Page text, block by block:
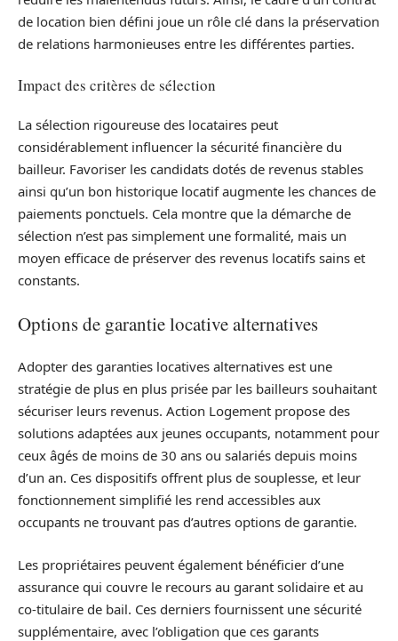
de location bien défini joue un rôle clé dans la préservation
de relations harmonieuses entre les différentes parties.
Impact des critères de sélection
La sélection rigoureuse des locataires peut
considérablement influencer la sécurité financière du
bailleur. Favoriser les candidats dotés de revenus stables
ainsi qu’un bon historique locatif augmente les chances de
paiements ponctuels. Cela montre que la démarche de
sélection n’est pas simplement une formalité, mais un
moyen efficace de préserver des revenus locatifs sains et
constants.
Options de garantie locative alternatives
Adopter des garanties locatives alternatives est une
stratégie de plus en plus prisée par les bailleurs souhaitant
sécuriser leurs revenus. Action Logement propose des
solutions adaptées aux jeunes occupants, notamment pour
ceux âgés de moins de 30 ans ou salariés depuis moins
d’un an. Ces dispositifs offrent plus de souplesse, et leur
fonctionnement simplifié les rend accessibles aux
occupants ne trouvant pas d’autres options de garantie.
Les propriétaires peuvent également bénéficier d’une
assurance qui couvre le recours au garant solidaire et au
co-titulaire de bail. Ces derniers fournissent une sécurité
supplémentaire, avec l’obligation que ces garants